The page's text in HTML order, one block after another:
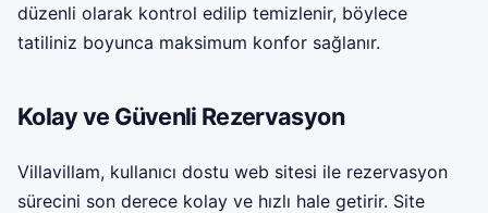
düzenli olarak kontrol edilip temizlenir, böylece
tatiliniz boyunca maksimum konfor sağlanır.
Kolay ve Güvenli Rezervasyon
Villavillam, kullanıcı dostu web sitesi ile rezervasyon
sürecini son derece kolay ve hızlı hale getirir. Site